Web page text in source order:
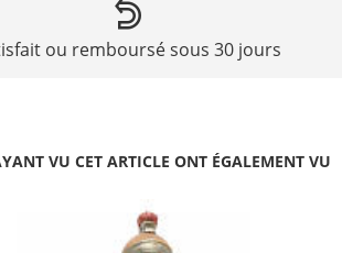
ou remboursé sous 30 jours
VU CET ARTICLE ONT ÉGALEMENT VU